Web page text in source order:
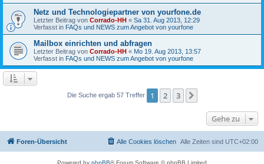
Netz und Technologiepartner von yourfone.de
Letzter Beitrag von Corrado-HH « Sa 31. Aug 2013, 12:29
Verfasst in FAQs und NEWS zum Angebot von yourfone
Mailbox einrichten und abfragen
Letzter Beitrag von Corrado-HH « Mo 19. Aug 2013, 13:57
Verfasst in FAQs und NEWS zum Angebot von yourfone
Die Suche ergab 57 Treffer 1 2 3
Gehe zu
Foren-Übersicht Alle Zeiten sind UTC+02:00
Alle Cookies löschen
Powered by phpBB® Forum Software © phpBB Limited